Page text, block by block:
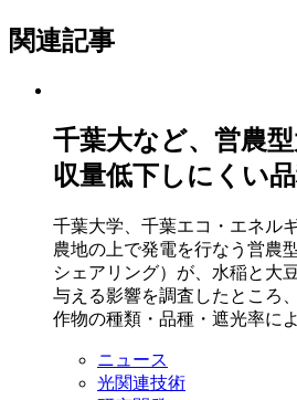
関連記事
千葉大など、営農
収量低下しにくい
千葉大学、千葉エコ・エネル
農地の上で発電を行なう営農
シェアリング）が、水稲と大
与える影響を調査したところ
作物の種類・品種・遮光率に
ニュース
光関連技術